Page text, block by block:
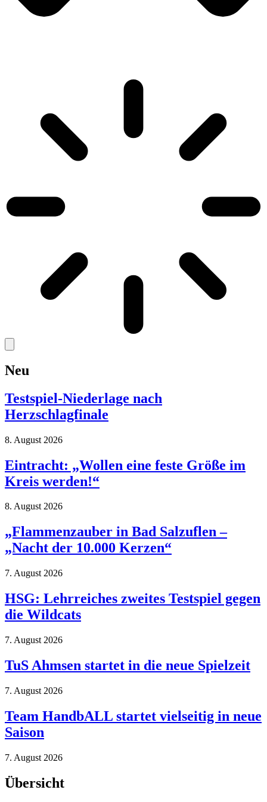
Neu
Testspiel-Niederlage nach
Herzschlagfinale
8. August 2026
Eintracht: „Wollen eine feste Größe im
Kreis werden!“
8. August 2026
„Flammenzauber in Bad Salzuflen –
„Nacht der 10.000 Kerzen“
7. August 2026
HSG: Lehrreiches zweites Testspiel gegen
die Wildcats
7. August 2026
TuS Ahmsen startet in die neue Spielzeit
7. August 2026
Team HandbALL startet vielseitig in neue
Saison
7. August 2026
Übersicht